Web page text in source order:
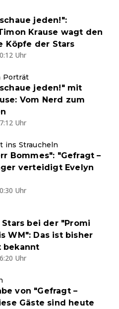
jeden!":
Krause wagt den
Köpfe der Stars
Uhr
Porträt
jeden!" mit
Vom Nerd zum
Uhr
ins Straucheln
Bommes": "Gefragt –
verteidigt Evelyn
Uhr
bei der "Promi
WM": Das ist bisher
bekannt
Uhr
von "Gefragt –
Gäste sind heute